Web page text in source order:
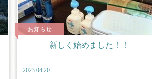
お知らせ
新しく始めました！！
2023.04.20